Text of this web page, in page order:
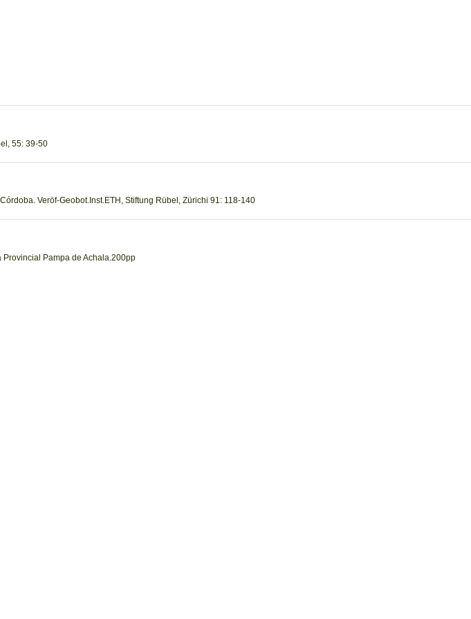
55: 39-50
Veröf-Geobot.Inst.ETH, Stiftung Rübel, Zürichi 91: 118-140
Pampa de Achala.200pp